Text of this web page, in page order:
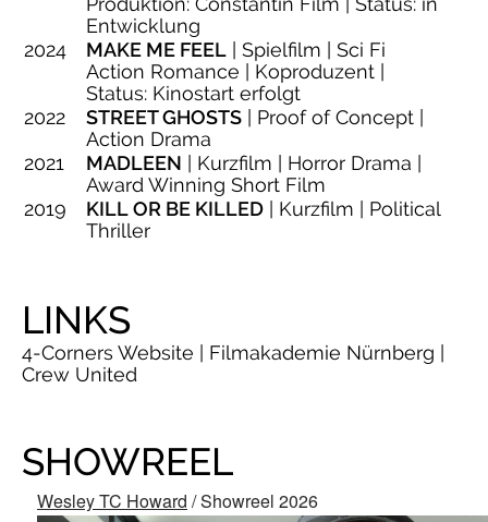
Entwicklung
2024
MAKE ME FEEL | Spielfilm | Sci Fi
Action Romance | Koproduzent |
Status: Kinostart erfolgt
2022
STREET GHOSTS | Proof of Concept |
Action Drama
2021
MADLEEN | Kurzfilm | Horror Drama |
Award Winning Short Film
2019
KILL OR BE KILLED | Kurzfilm | Political
Thriller
LINKS
4-Corners Website Filmakademie Nürnberg
Crew United
SHOWREEL